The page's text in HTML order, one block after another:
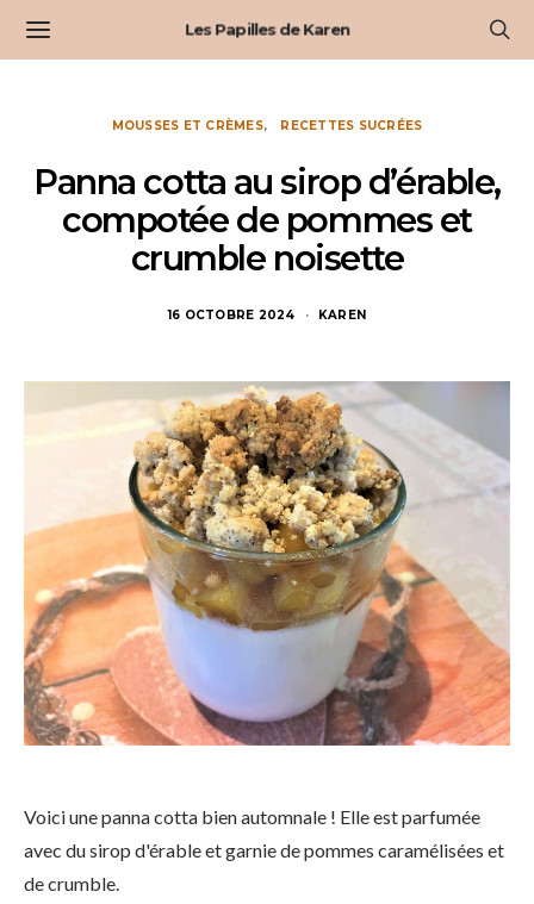
Les Papilles de Karen
MOUSSES ET CRÈMES RECETTES SUCRÉES
Panna cotta au sirop d’érable,
compotée de pommes et
crumble noisette
16 OCTOBRE 2024 KAREN
Voici une panna cotta bien automnale ! Elle est parfumée
avec du sirop d'érable et garnie de pommes caramélisées et
de crumble.